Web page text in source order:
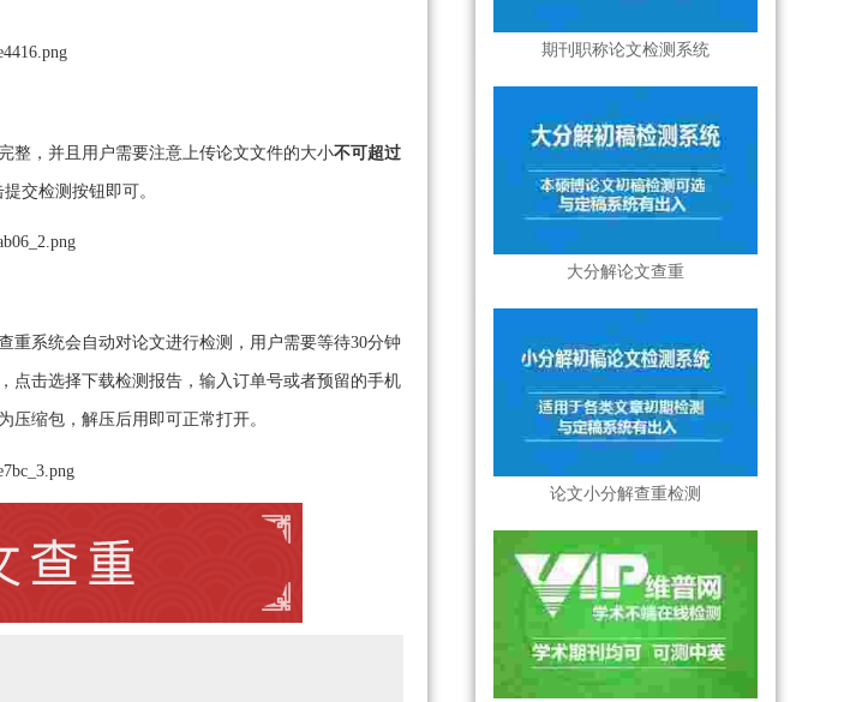
整，并且用户需要注意上传论文文件的大小不可超过
交检测按钮即可。
重系统会自动对论文进行检测，用户需要等待30分钟
点击选择下载检测报告，输入订单号或者预留的手机
缩包，解压后用即可正常打开。
期刊职称论文检测系统
大分解论文查重
论文小分解查重检测